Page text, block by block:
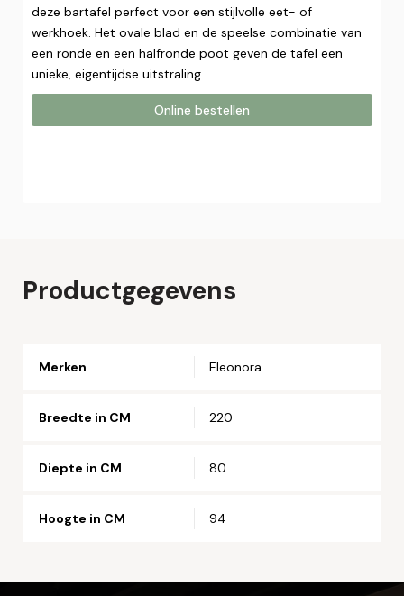
deze bartafel perfect voor een stijlvolle eet- of
werkhoek. Het ovale blad en de speelse combinatie van
een ronde en een halfronde poot geven de tafel een
unieke, eigentijdse uitstraling.
Online bestellen
Postcode*
Productgegevens
Merken Eleonora
Breedte in CM 220
Diepte in CM 80
Hoogte in CM 94